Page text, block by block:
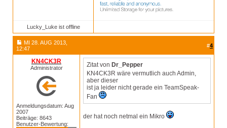
Lucky_Luke ist offline
MI 28. AUG 2013,
12:47
#4
KN4CK3R
Administrator
Anmeldungsdatum: Aug
2007
Beiträge: 8643
Benutzer-Bewertung:
Zitat von Dr_Pepper
KN4CK3R wäre vermutlich auch Admin,
aber dieser
ist ja leider nicht gerade ein TeamSpeak-
Fan
der hat noch netmal ein Mikro